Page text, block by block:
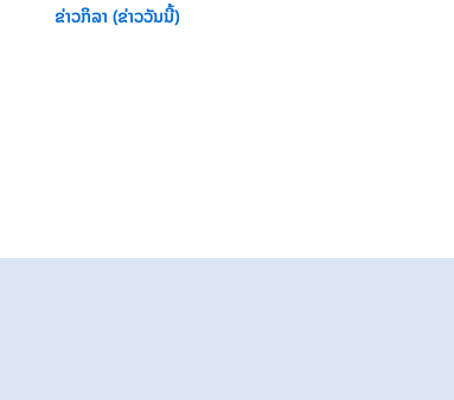
ຂ່າວກິລາ (ຂ່າວວັນນີ້)